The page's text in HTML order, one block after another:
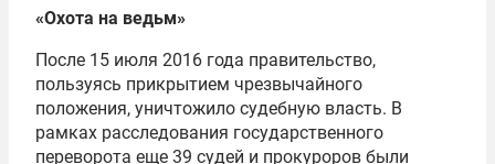
«Охота на ведьм»
После 15 июля 2016 года правительство,
пользуясь прикрытием чрезвычайного
положения, уничтожило судебную власть. В
рамках расследования государственного
переворота еще 39 судей и прокуроров были